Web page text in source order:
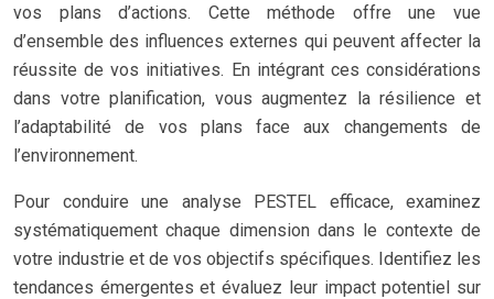
vos plans d’actions. Cette méthode offre une vue
d’ensemble des influences externes qui peuvent affecter la
réussite de vos initiatives. En intégrant ces considérations
dans votre planification, vous augmentez la résilience et
l’adaptabilité de vos plans face aux changements de
l’environnement.
Pour conduire une analyse PESTEL efficace, examinez
systématiquement chaque dimension dans le contexte de
votre industrie et de vos objectifs spécifiques. Identifiez les
tendances émergentes et évaluez leur impact potentiel sur